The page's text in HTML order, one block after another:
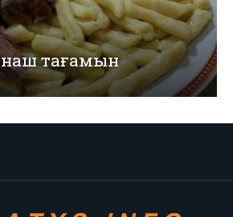
тағамын